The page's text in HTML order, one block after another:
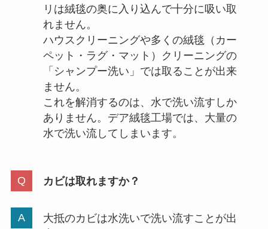
リは絨毯の奥に入り込んで十分に吸い取
れません。
ハウスクリーニングや多くの絨毯（カー
ペット・ラグ・マット）クリーニングの
「シャンプー洗い」では取ることが出来
ません。
これを解消するのは、水で洗い流すしか
ありません。デア絨毯工場では、大量の
水で洗い流してしまいます。
カビは取れますか？
大抵のカビは水洗いで洗い流すことが出